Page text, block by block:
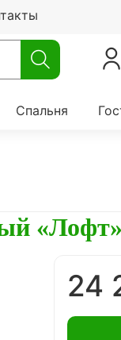
Спальня
24